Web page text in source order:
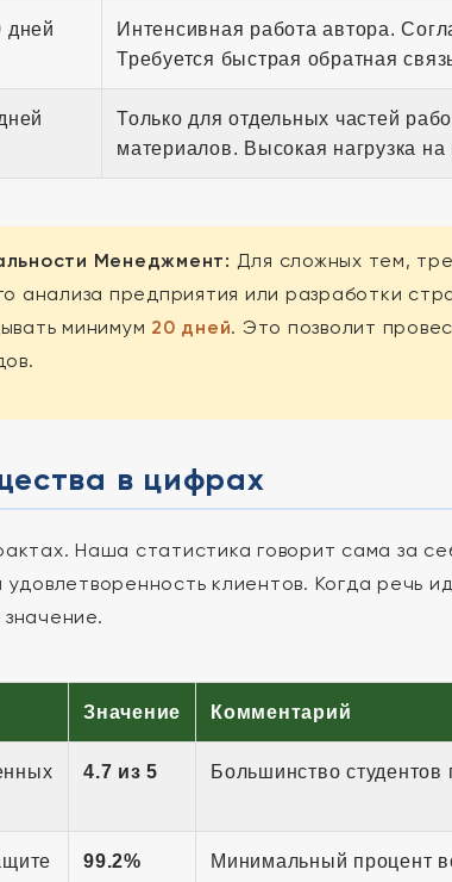
дней
Интенсивная работа автора.
Требуется быстрая обратная
Только для отдельных частей
материалов. Высокая нагрузка на
Менеджмент: Для сложных тем,
анализа предприятия или разработки
минимум 20 дней. Это позволит
в цифрах
Наша статистика говорит сама за
клиентов. Когда речь
Значение Комментарий
4.7 из 5 Большинство
99.2%
Минимальный процент